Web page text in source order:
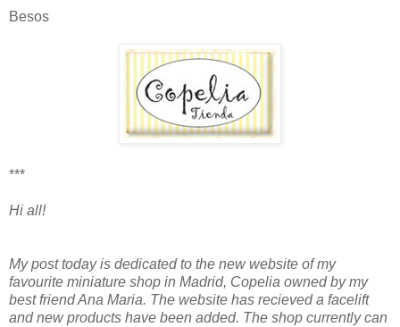
Besos
***
Hi all!
My post today is dedicated to the new website of my
favourite miniature shop in Madrid, Copelia owned by my
best friend Ana Maria. The website has recieved a facelift
and new products have been added. The shop currently can